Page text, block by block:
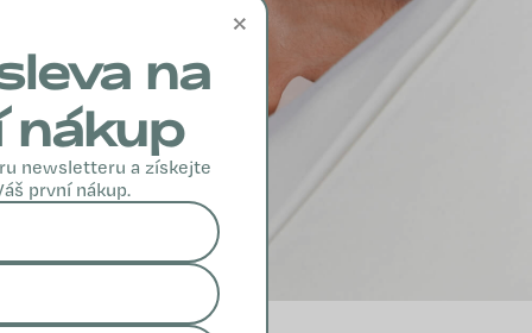
×
na
nákup
newsletteru a získejte
první nákup.